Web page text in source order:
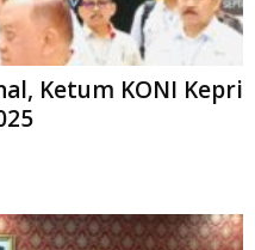
Ketum KONI Kepri